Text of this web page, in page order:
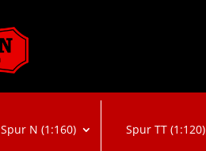
Spur N (1:160) Spur TT (1:120)